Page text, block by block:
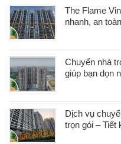
The Flame
nhanh, an
Chuyển nhà
giúp bạn dọn
Dịch vụ
trọn gói – Tiết